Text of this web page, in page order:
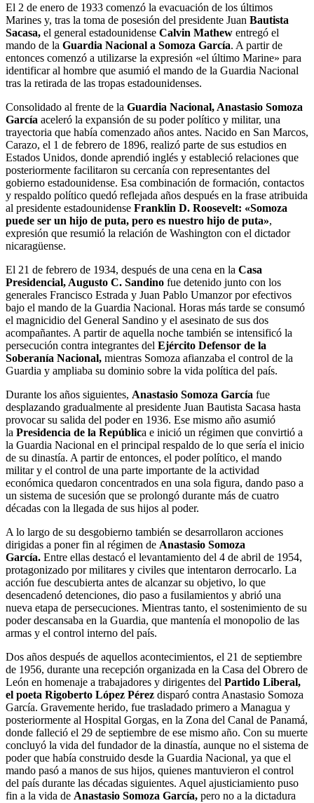
El 2 de enero de 1933 comenzó la evacuación de los últimos
Marines y, tras la toma de posesión del presidente Juan Bautista
Sacasa, el general estadounidense Calvin Mathew entregó el
mando de la Guardia Nacional a Somoza García. A partir de
entonces comenzó a utilizarse la expresión «el último Marine» para
identificar al hombre que asumió el mando de la Guardia Nacional
tras la retirada de las tropas estadounidenses.
Consolidado al frente de la Guardia Nacional, Anastasio Somoza
García aceleró la expansión de su poder político y militar, una
trayectoria que había comenzado años antes. Nacido en San Marcos,
Carazo, el 1 de febrero de 1896, realizó parte de sus estudios en
Estados Unidos, donde aprendió inglés y estableció relaciones que
posteriormente facilitaron su cercanía con representantes del
gobierno estadounidense. Esa combinación de formación, contactos
y respaldo político quedó reflejada años después en la frase atribuida
al presidente estadounidense Franklin D. Roosevelt: «Somoza
puede ser un hijo de puta, pero es nuestro hijo de puta»,
expresión que resumió la relación de Washington con el dictador
nicaragüense.
El 21 de febrero de 1934, después de una cena en la Casa
Presidencial, Augusto C. Sandino fue detenido junto con los
generales Francisco Estrada y Juan Pablo Umanzor por efectivos
bajo el mando de la Guardia Nacional. Horas más tarde se consumó
el magnicidio del General Sandino y el asesinato de sus dos
acompañantes. A partir de aquella noche también se intensificó la
persecución contra integrantes del Ejército Defensor de la
Soberanía Nacional, mientras Somoza afianzaba el control de la
Guardia y ampliaba su dominio sobre la vida política del país.
Durante los años siguientes, Anastasio Somoza García fue
desplazando gradualmente al presidente Juan Bautista Sacasa hasta
provocar su salida del poder en 1936. Ese mismo año asumió
la Presidencia de la República e inició un régimen que convirtió a
la Guardia Nacional en el principal respaldo de lo que sería el inicio
de su dinastía. A partir de entonces, el poder político, el mando
militar y el control de una parte importante de la actividad
económica quedaron concentrados en una sola figura, dando paso a
un sistema de sucesión que se prolongó durante más de cuatro
décadas con la llegada de sus hijos al poder.
A lo largo de su desgobierno también se desarrollaron acciones
dirigidas a poner fin al régimen de Anastasio Somoza
García. Entre ellas destacó el levantamiento del 4 de abril de 1954,
protagonizado por militares y civiles que intentaron derrocarlo. La
acción fue descubierta antes de alcanzar su objetivo, lo que
desencadenó detenciones, dio paso a fusilamientos y abrió una
nueva etapa de persecuciones. Mientras tanto, el sostenimiento de su
poder descansaba en la Guardia, que mantenía el monopolio de las
armas y el control interno del país.
Dos años después de aquellos acontecimientos, el 21 de septiembre
de 1956, durante una recepción organizada en la Casa del Obrero de
León en homenaje a trabajadores y dirigentes del Partido Liberal,
el poeta Rigoberto López Pérez disparó contra Anastasio Somoza
García. Gravemente herido, fue trasladado primero a Managua y
posteriormente al Hospital Gorgas, en la Zona del Canal de Panamá,
donde falleció el 29 de septiembre de ese mismo año. Con su muerte
concluyó la vida del fundador de la dinastía, aunque no el sistema de
poder que había construido desde la Guardia Nacional, ya que el
mando pasó a manos de sus hijos, quienes mantuvieron el control
del país durante las décadas siguientes. Aquel ajusticiamiento puso
fin a la vida de Anastasio Somoza García, pero no a la dictadura